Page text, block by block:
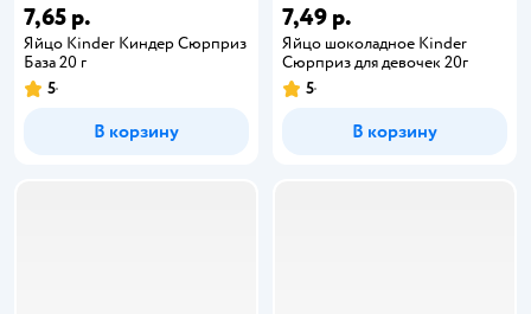
7,65 р.
Яйцо Kinder Киндер Сюрприз
База 20 г
5
В корзину
7,49 р.
Яйцо шоколадное Kinder
Сюрприз для девочек 20г
5
В корзину